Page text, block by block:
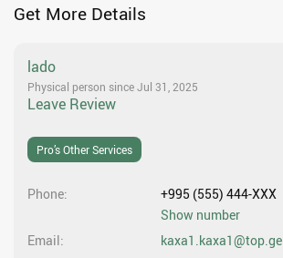
Get More Details
lado
Physical person since Jul 31, 2025
Leave Review
Pro’s Other Services
Phone
+995 (555) 444-XXX
Show number
Email
kaxa1.kaxa1@top.ge